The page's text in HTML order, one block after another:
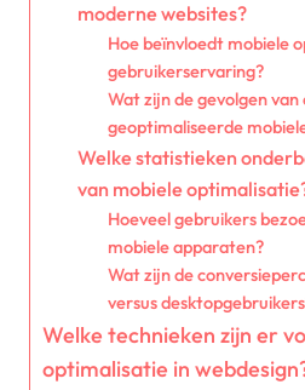
moderne websites?
Hoe beïnvloedt mobiele
gebruikerservaring?
Wat zijn de gevolgen
geoptimaliseerde
Welke statistieken
van mobiele
Hoeveel gebruikers
mobiele apparaten?
Wat zijn de
versus
Welke technieken zijn er
optimalisatie in